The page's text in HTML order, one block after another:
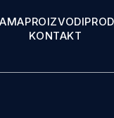
PROIZVODI
KONTAKT